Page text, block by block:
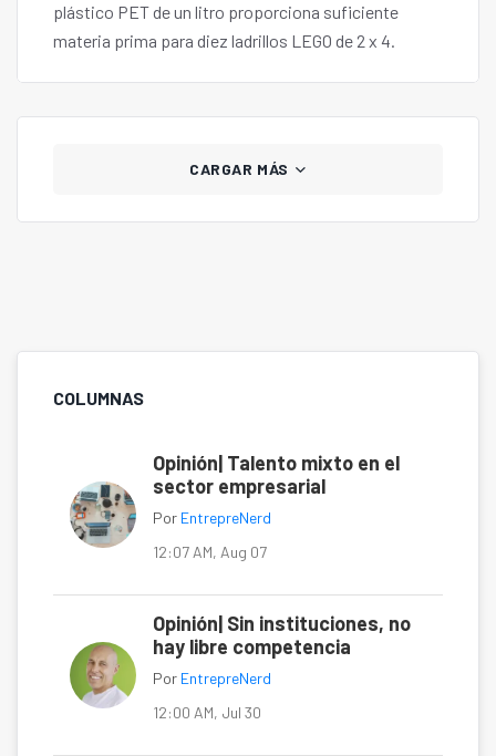
plástico PET de un litro proporciona suficiente
materia prima para diez ladrillos LEGO de 2 x 4.
CARGAR MÁS
COLUMNAS
Opinión| Talento mixto en el
sector empresarial
Por EntrepreNerd
12:07 AM, Aug 07
Opinión| Sin instituciones, no
hay libre competencia
Por EntrepreNerd
12:00 AM, Jul 30